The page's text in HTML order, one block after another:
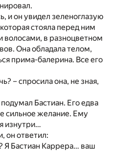
и он увидел зеленоглазую
стояла перед ним
в разноцветном
Она обладала телом,
прима-балерина. Все его
– спросила она, не зная,
Бастиан. Его едва
сильное желание. Ему
изнутри…
он ответил:
Я Бастиан Каррера… ваш